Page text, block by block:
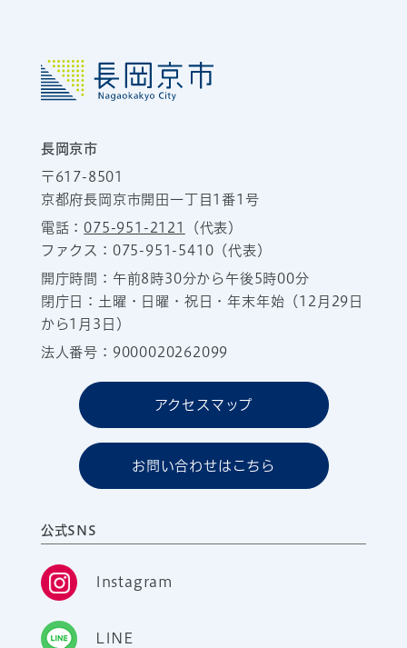
長岡京市
〒617-8501
京都府長岡京市開田一丁目1番1号
電話：075-951-2121
（代表）
ファクス：075-951-5410（代表）
開庁時間：午前8時30分から午後5時00分
閉庁日：土曜・日曜・祝日・年末年始（12月29日
から1月3日）
法人番号：9000020262099
アクセスマップ
お問い合わせはこちら
公式SNS
Instagram
LINE